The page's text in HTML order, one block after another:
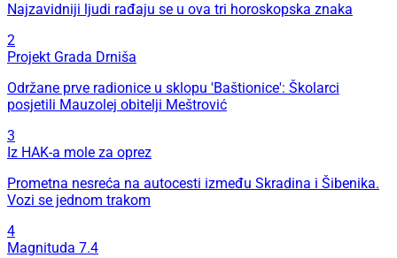
Najzavidniji ljudi rađaju se u ova tri horoskopska znaka
2
Projekt Grada Drniša
Održane prve radionice u sklopu 'Baštionice': Školarci
posjetili Mauzolej obitelji Meštrović
3
Iz HAK-a mole za oprez
Prometna nesreća na autocesti između Skradina i Šibenika.
Vozi se jednom trakom
4
Magnituda 7.4